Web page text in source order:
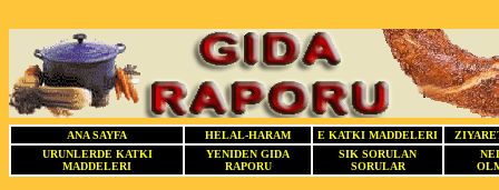
ANA SAYFA HELAL-HARAM E KATKI MADDELERI
URUNLERDE KATKI
MADDELERI
YENIDEN GIDA
RAPORU
SIK SORULAN
SORULAR